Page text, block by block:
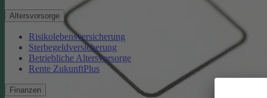
Altersvorsorge
Risikolebensversicherung
Sterbegeldversicherung
Betriebliche Altersvorsorge
Rente ZukunftPlus
Finanzen